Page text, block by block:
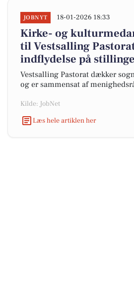
JOBNYT 18-01-2026 18:33
Kirke- og
til Vestsalling
indflydelse på
Vestsalling Pastorat dækker
og er sammensat af
Kilde: JobNet
Læs hele artiklen her